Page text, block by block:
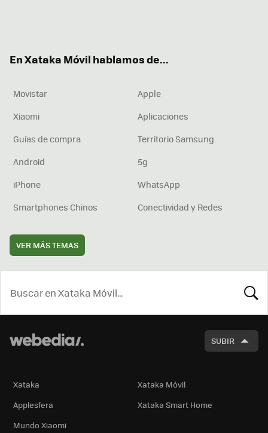
En Xataka Móvil hablamos de...
Movistar
Apple
Xiaomi
Aplicaciones
Guías de compra
Territorio Samsung
Android
5g
iPhone
WhatsApp
Smartphones Chinos
Conectividad y Redes
VER MÁS TEMAS
SUBIR
Xataka
Xataka Móvil
Applesfera
Xataka Smart Home
Mundo Xiaomi